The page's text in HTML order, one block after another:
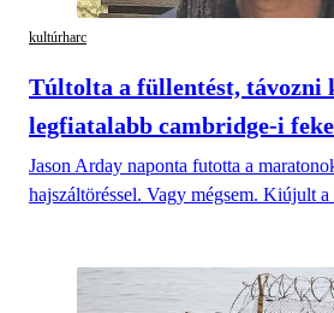
kultúrharc
Túltolta a füllentést, távozni
legfiatalabb cambridge-i
Jason Arday naponta futotta a
hajszáltöréssel. Vagy mégsem. Kiújult